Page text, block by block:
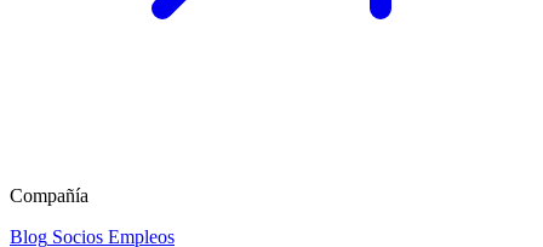
Compañía
Blog Socios Empleos